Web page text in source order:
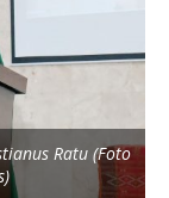
Ratu (Foto